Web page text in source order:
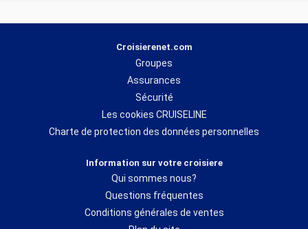
Croisierenet.com
Groupes
Assurances
Sécurité
Les cookies CRUISELINE
Charte de protection des données personnelles
Information sur votre croisiere
Qui sommes nous?
Questions fréquentes
Conditions générales de ventes